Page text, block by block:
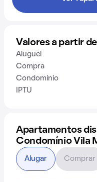
Valores a partir de
Aluguel
Compra
Condomínio
IPTU
Apartamentos
Condomínio Vila
Alugar Comprar